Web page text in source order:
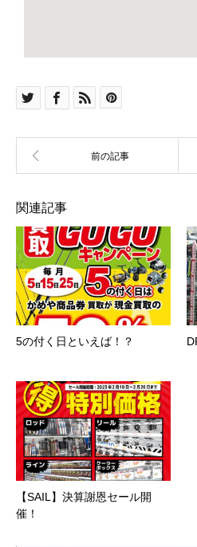
関連記事
5の付く日といえば！？
【SAIL】決算謝恩セール開
催！